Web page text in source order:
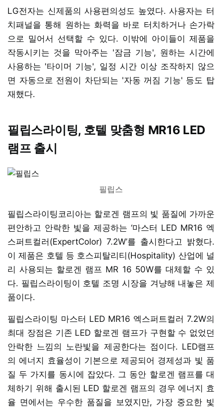
LG전자는 신제품의 사용편의성도 높였다. 사용자는 터
치패널을 통해 원하는 화력을 바로 터치하거나 손가락
으로 밀어서 선택할 수 있다. 이밖에 아이들이 제품을
작동시키는 것을 막아주는 '잠금 기능', 원하는 시간에
사용하는 '타이머 기능', 일정 시간 이상 조작하지 않으
면 자동으로 전원이 차단되는 '자동 꺼짐 기능' 등도 탑
재했다.
필립스라이팅, 호텔 맞춤형 MR16 LED
램프 출시
필립스
필립스라이팅코리아는 할로겐 램프의 빛 품질에 가까운
편안하고 안락한 빛을 제공하는 ‘마스터 LED MR16 엑
스퍼트컬러(ExpertColor) 7.2W’를 출시한다고 밝혔다.
이 제품은 호텔 등 호스피탈리티(Hospitality) 산업에 널
리 사용되는 할로겐 램프 MR 16 50W를 대체할 수 있
다. 필립스라이팅이 호텔 조명 시장을 겨냥해 내놓은 제
품이다.
필립스라이팅 마스터 LED MR16 엑스퍼트컬러 7.2W의
최대 장점은 기존 LED 할로겐 램프가 구현할 수 없었던
안락한 느낌의 노란빛을 제공한다는 점이다. LED램프
의 에너지 효율성이 기본으로 제공되어 경제성과 빛 품
질 두 가지를 동시에 잡았다. 그 동안 할로겐 램프를 대
체하기 위해 출시된 LED 할로겐 램프의 경우 에너지 효
율 면에서는 우수한 품질을 보였지만, 가장 중요한 빛